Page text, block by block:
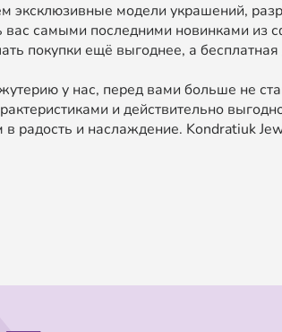
эксклюзивные модели украшений,
вас самыми последними новинками из
покупки ещё выгоднее, а
у нас, перед вами больше не
и действительно
в радость и наслаждение. Kondratiuk